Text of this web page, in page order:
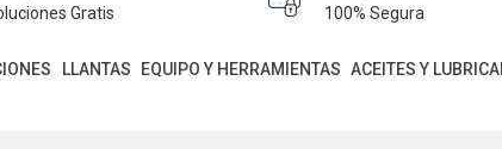
Gratis
100% Segura
LLANTAS EQUIPO Y HERRAMIENTAS ACEITES Y